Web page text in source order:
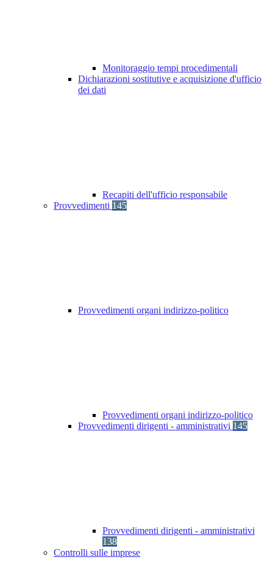
Monitoraggio tempi procedimentali
Dichiarazioni sostitutive e acquisizione d'ufficio
dei dati
Recapiti dell'ufficio responsabile
Provvedimenti 145
Provvedimenti organi indirizzo-politico
Provvedimenti organi indirizzo-politico
Provvedimenti dirigenti - amministrativi 145
Provvedimenti dirigenti - amministrativi
138
Controlli sulle imprese